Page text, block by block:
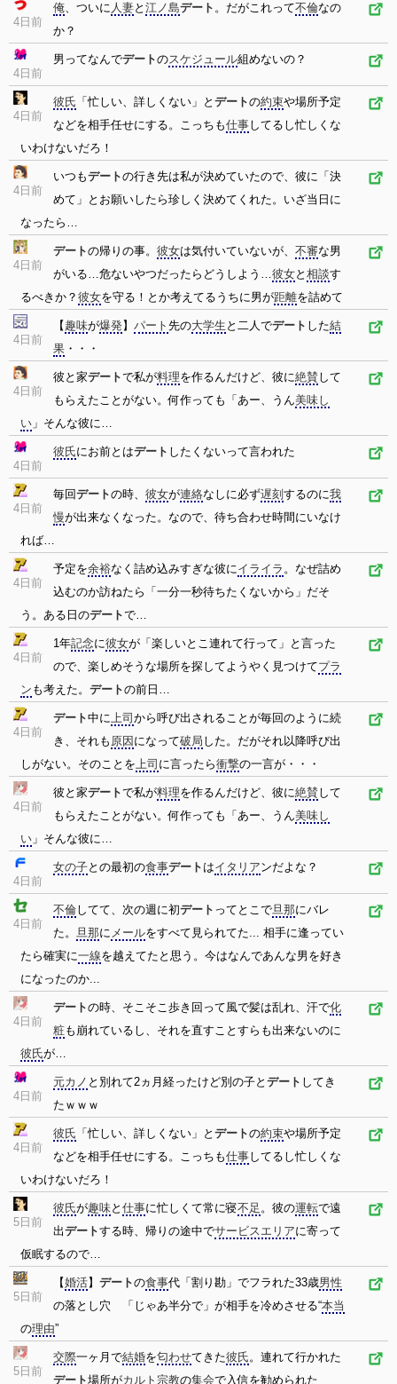
4日前
俺、ついに 人妻と 江ノ島デート 。だがこれって不倫なの
か？
4日前
男ってなんでデートのスケジュール組めないの？
4日前
彼氏 「忙しい、詳しくない」と デートの約束や場所予定
などを相手任せにする。こっちも仕事してるし忙しくな
いわけないだろ！
4日前
いつもデートの行き先は私が決めていたので、彼に「決
めて」とお願いしたら珍しく決めてくれた。いざ当日に
なったら…
4日前
デートの帰りの事。 彼女は気付いていないが、 不審な男
がいる…危ないやつだったらどうしよう…彼女と 相談す
るべきか？ 彼女を守る！とか考えてるうちに男が距離を詰めて
4日前
【 趣味が爆発 】 パート 先の大学生 と二人でデート した結
果 ・・・
4日前
彼と家デートで私が料理を作るんだけど、彼に絶賛して
もらえたことがない。何作っても「あー、うん美味し
い 」そんな彼に…
4日前
彼氏にお前とはデート したくないって言われた
4日前
毎回デートの時、 彼女が連絡なしに必ず遅刻 するのに我
慢が出来なくなった。なので、待ち合わせ時間にいなけ
れば…
4日前
予定を余裕なく詰め込みすぎな彼にイライラ 。なぜ詰め
込むのか訪ねたら「一分一秒待ちたくないから」だそ
う。ある日のデートで…
4日前
1年記念に彼女が「楽しいとこ連れて行って」と言った
ので、楽しめそうな場所を探してようやく見つけてプラ
ン も考えた。 デートの前日…
4日前
デート中に上司 から呼び出されることが毎回のように続
き、それも 原因 になって破局 した。だがそれ以降呼び出
しがない。そのことを上司 に言ったら衝撃の一言が・・・
4日前
彼と家デートで私が料理を作るんだけど、彼に絶賛して
もらえたことがない。何作っても「あー、うん美味し
い 」そんな彼に…
4日前
女の子との最初の食事デート はイタリアンだよな？
4日前
不倫してて、次の週に初デート ってとこで旦那にバレ
た。 旦那に メールをすべて見られてた... 相手に逢ってい
たら確実に一線を越えてたと思う。今はなんであんな男を好き
になったのか...
4日前
デートの時、そこそこ歩き回って風で髪は乱れ、汗で化
粧も崩れているし、それを直すことすらも出来ないのに
彼氏が…
4日前
元カノ と別れて2ヵ月経ったけど別の子と デート してき
たｗｗｗ
4日前
彼氏 「忙しい、詳しくない」と デートの約束や場所予定
などを相手任せにする。こっちも仕事してるし忙しくな
いわけないだろ！
5日前
彼氏が趣味と 仕事に忙しくて常に寝不足 。彼の運転で遠
出デートする時、帰りの途中でサービスエリアに寄って
仮眠するので…
5日前
【婚活】 デートの食事代「割り勘」でフラれた33歳男性
の落とし穴 「じゃあ半分で」が相手を冷めさせる“本当
の理由”
5日前
交際一ヶ月で結婚を匂わせてきた彼氏。連れて行かれた
デート場所がカルト 宗教の集会で入信を勧められた